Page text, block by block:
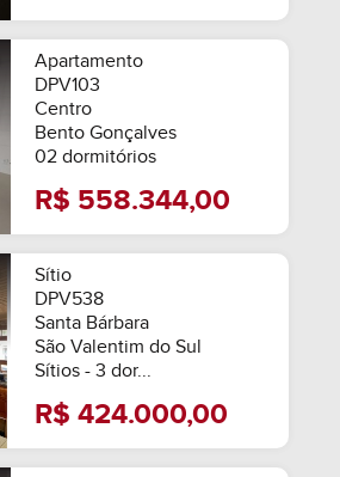
Apartamento
DPV103
Centro
Bento Gonçalves
02 dormitórios
R$ 558.344,00
Sítio
DPV538
Santa Bárbara
São Valentim do Sul
Sítios - 3 dor...
R$ 424.000,00